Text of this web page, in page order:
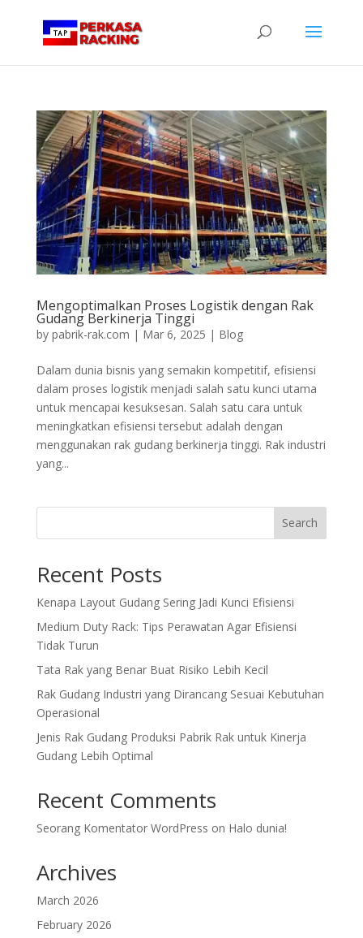
Mengoptimalkan Proses Logistik dengan Rak
Gudang Berkinerja Tinggi
by pabrik-rak.com | Mar 6, 2025 | Blog
Dalam dunia bisnis yang semakin kompetitif, efisiensi
dalam proses logistik menjadi salah satu kunci utama
untuk mencapai kesuksesan. Salah satu cara untuk
meningkatkan efisiensi tersebut adalah dengan
menggunakan rak gudang berkinerja tinggi. Rak industri
yang...
Search
Recent Posts
Kenapa Layout Gudang Sering Jadi Kunci Efisiensi
Medium Duty Rack: Tips Perawatan Agar Efisiensi
Tidak Turun
Tata Rak yang Benar Buat Risiko Lebih Kecil
Rak Gudang Industri yang Dirancang Sesuai Kebutuhan
Operasional
Jenis Rak Gudang Produksi Pabrik Rak untuk Kinerja
Gudang Lebih Optimal
Recent Comments
Seorang Komentator WordPress on Halo dunia!
Archives
March 2026
February 2026